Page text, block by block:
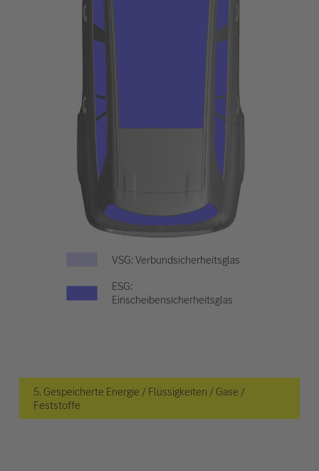
VSG: Verbundsicherheitsglas
ESG:
Einscheibensicherheitsglas
5. Gespeicherte Energie / Flüssigkeiten / Gase /
Feststoffe